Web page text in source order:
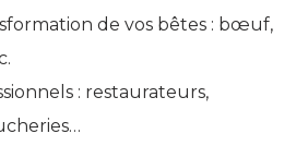
de vos bêtes : bœuf,
: restaurateurs,